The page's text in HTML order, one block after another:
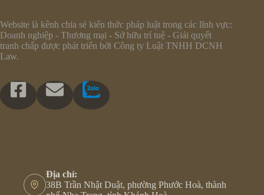
Website là kênh chia sẻ kiến thức pháp luật trong các lĩnh vực:
Doanh nghiệp - Thương mại - Sở hữu trí tuệ - Giải quyết
tranh chấp được phát triển bởi Công ty Luật TNHH DCNH
Law.
Địa chỉ:
38B Trần Nhật Duật, phường Phước Hoà, thành